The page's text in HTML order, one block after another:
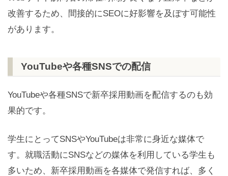
改善するため、間接的にSEOに好影響を及ぼす可能性
があります。
YouTubeや各種SNSでの配信
YouTubeや各種SNSで新卒採用動画を配信するのも効
果的です。
学生にとってSNSやYouTubeは非常に身近な媒体で
す。就職活動にSNSなどの媒体を利用している学生も
多いため、新卒採用動画を各媒体で発信すれば、多く